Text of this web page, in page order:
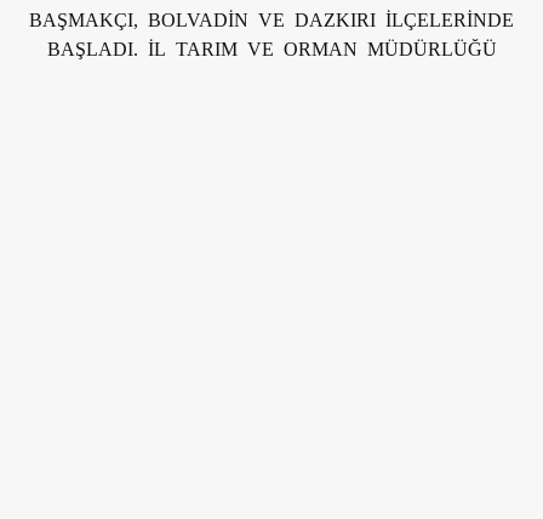
BAŞMAKÇI, BOLVADİN VE DAZKIRI İLÇELERİNDE
BAŞLADI. İL TARIM VE ORMAN MÜDÜRLÜĞÜ